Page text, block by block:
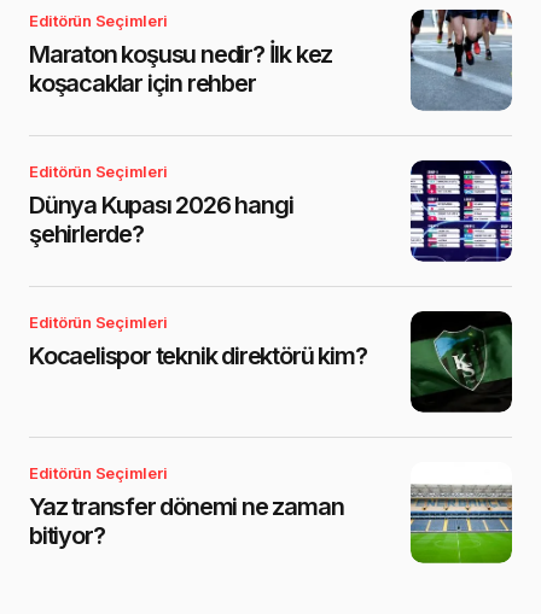
Editörün Seçimleri
Maraton koşusu nedir? İlk kez
koşacaklar için rehber
Editörün Seçimleri
Dünya Kupası 2026 hangi
şehirlerde?
Editörün Seçimleri
Kocaelispor teknik direktörü kim?
Editörün Seçimleri
Yaz transfer dönemi ne zaman
bitiyor?